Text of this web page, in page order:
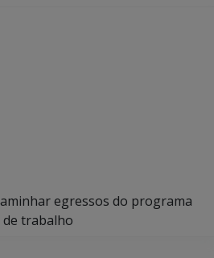
egressos do programa
de trabalho